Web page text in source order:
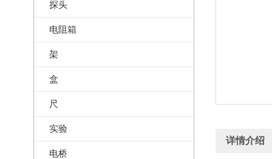
探头
电阻箱
架
盒
尺
实验
电桥
详情介绍